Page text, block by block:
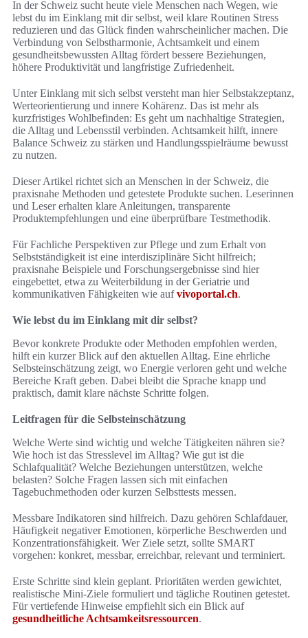
In der Schweiz sucht heute viele Menschen nach Wegen, wie
lebst du im Einklang mit dir selbst, weil klare Routinen Stress
reduzieren und das Glück finden wahrscheinlicher machen. Die
Verbindung von Selbstharmonie, Achtsamkeit und einem
gesundheitsbewussten Alltag fördert bessere Beziehungen,
höhere Produktivität und langfristige Zufriedenheit.
Unter Einklang mit sich selbst versteht man hier Selbstakzeptanz,
Werteorientierung und innere Kohärenz. Das ist mehr als
kurzfristiges Wohlbefinden: Es geht um nachhaltige Strategien,
die Alltag und Lebensstil verbinden. Achtsamkeit hilft, innere
Balance Schweiz zu stärken und Handlungsspielräume bewusst
zu nutzen.
Dieser Artikel richtet sich an Menschen in der Schweiz, die
praxisnahe Methoden und getestete Produkte suchen. Leserinnen
und Leser erhalten klare Anleitungen, transparente
Produktempfehlungen und eine überprüfbare Testmethodik.
Für Fachliche Perspektiven zur Pflege und zum Erhalt von
Selbstständigkeit ist eine interdisziplinäre Sicht hilfreich;
praxisnahe Beispiele und Forschungsergebnisse sind hier
eingebettet, etwa zu Weiterbildung in der Geriatrie und
kommunikativen Fähigkeiten wie aufvivoportal.ch.
Wie lebst du im Einklang mit dir selbst?
Bevor konkrete Produkte oder Methoden empfohlen werden,
hilft ein kurzer Blick auf den aktuellen Alltag. Eine ehrliche
Selbsteinschätzung zeigt, wo Energie verloren geht und welche
Bereiche Kraft geben. Dabei bleibt die Sprache knapp und
praktisch, damit klare nächste Schritte folgen.
Leitfragen für die Selbsteinschätzung
Welche Werte sind wichtig und welche Tätigkeiten nähren sie?
Wie hoch ist das Stresslevel im Alltag? Wie gut ist die
Schlafqualität? Welche Beziehungen unterstützen, welche
belasten? Solche Fragen lassen sich mit einfachen
Tagebuchmethoden oder kurzen Selbsttests messen.
Messbare Indikatoren sind hilfreich. Dazu gehören Schlafdauer,
Häufigkeit negativer Emotionen, körperliche Beschwerden und
Konzentrationsfähigkeit. Wer Ziele setzt, sollte SMART
vorgehen: konkret, messbar, erreichbar, relevant und terminiert.
Erste Schritte sind klein geplant. Prioritäten werden gewichtet,
realistische Mini-Ziele formuliert und tägliche Routinen getestet.
Für vertiefende Hinweise empfiehlt sich ein Blick auf
gesundheitliche Achtsamkeitsressourcen.